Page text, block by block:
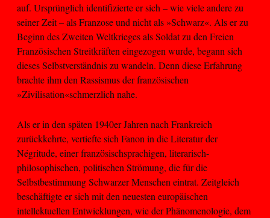
auf. Ursprünglich identifizierte er sich – wie viele andere zu
seiner Zeit – als Franzose und nicht als »Schwarz«. Als er zu
Beginn des Zweiten Weltkrieges als Soldat zu den Freien
Französischen Streitkräften eingezogen wurde, begann sich
dieses Selbstverständnis zu wandeln. Denn diese Erfahrung
brachte ihm den Rassismus der französischen
»Zivilisation«schmerzlich nahe.
Als er in den späten 1940er Jahren nach Frankreich
zurückkehrte, vertiefte sich Fanon in die Literatur der
Négritude, einer französischsprachigen, literarisch-
philosophischen, politischen Strömung, die für die
Selbstbestimmung Schwarzer Menschen eintrat. Zeitgleich
beschäftigte er sich mit den neuesten europäischen
intellektuellen Entwicklungen, wie der Phänomenologie, dem